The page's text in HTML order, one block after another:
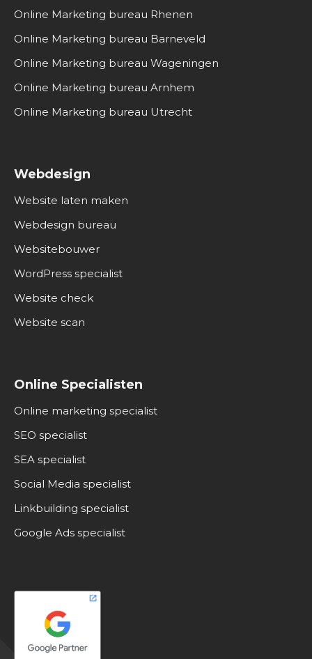
Online Marketing bureau Rhenen
Online Marketing bureau Barneveld
Online Marketing bureau Wageningen
Online Marketing bureau Arnhem
Online Marketing bureau Utrecht
Webdesign
Website laten maken
Webdesign bureau
Websitebouwer
WordPress specialist
Website check
Website scan
Online Specialisten
Online marketing specialist
SEO specialist
SEA specialist
Social Media specialist
Linkbuilding specialist
Google Ads specialist